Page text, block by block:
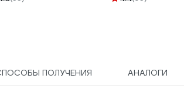
ПОЛУЧЕНИЯ АНАЛОГИ